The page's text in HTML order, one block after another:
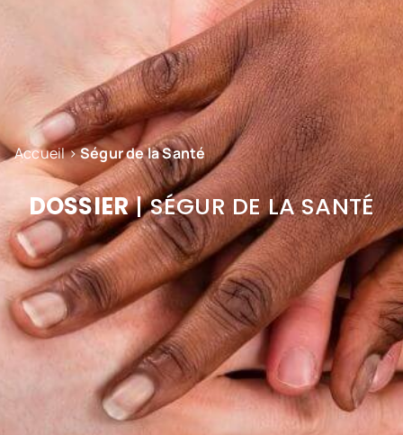
Accueil>Ségur de la Santé
DOSSIER| SÉGUR DE LA SANTÉ